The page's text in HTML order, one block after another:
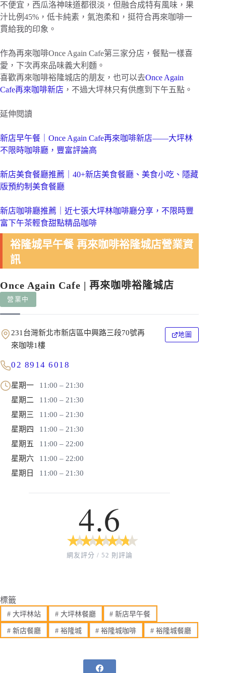
不便宜，西瓜洛神味道都很淡，但融合成特有風味，果
汁比例45%，低卡純素，氣泡柔和，挺符合再來咖啡一
貫給我的印象。
作為再來咖啡Once Again Cafe第三家分店，餐點一樣喜
愛，下次再來品味義大利麵。
喜歡再來咖啡裕隆城店的朋友，也可以去Once Again
Cafe再來咖啡新店 ，不過大坪林只有供應到下午五點。
延伸閱讀
新店早午餐｜Once Again Cafe再來咖啡新店——大坪林
不限時咖啡廳，豐富評論高
新店美食餐廳推薦｜40+新店美食餐廳、美食小吃、隱藏
版預約制美食餐廳
新店咖啡廳推薦｜近七張大坪林咖啡廳分享，不限時豐
富下午茶輕食甜點精品咖啡
裕隆城早午餐 再來咖啡裕隆城店營業資
訊
Once Again Cafe | 再來咖啡裕隆城店
營業中
231台灣新北市新店區中興路三段70號再
來咖啡1樓
地圖
02 8914 6018
星期一
11:00 – 21:30
星期二
11:00 – 21:30
星期三
11:00 – 21:30
星期四
11:00 – 21:30
星期五
11:00 – 22:00
星期六
11:00 – 22:00
星期日
11:00 – 21:30
4.6
★
★ ★
★ ★
★ ★
★ ★
★
網友評分 / 52 則評論
標籤
#大坪林站 #大坪林餐廳 # 新店早午餐
#新店餐廳 #裕隆城 # 裕隆城咖啡 # 裕隆城餐廳